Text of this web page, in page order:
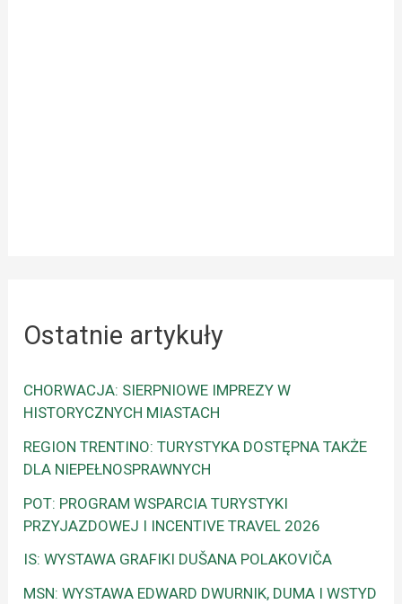
Ostatnie artykuły
CHORWACJA: SIERPNIOWE IMPREZY W
HISTORYCZNYCH MIASTACH
REGION TRENTINO: TURYSTYKA DOSTĘPNA TAKŻE
DLA NIEPEŁNOSPRAWNYCH
POT: PROGRAM WSPARCIA TURYSTYKI
PRZYJAZDOWEJ I INCENTIVE TRAVEL 2026
IS: WYSTAWA GRAFIKI DUŠANA POLAKOVIČA
MSN: WYSTAWA EDWARD DWURNIK, DUMA I WSTYD